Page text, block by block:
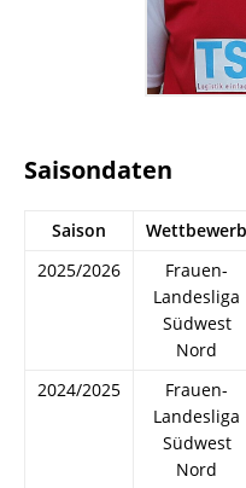
Saisondaten
Saison Wettbewerb
2025/2026
Frauen-
Landesliga
Südwest
Nord
2024/2025
Frauen-
Landesliga
Südwest
Nord